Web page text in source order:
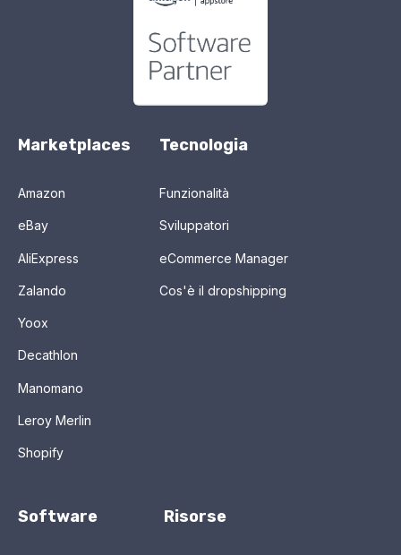
Marketplaces
Amazon
eBay
AliExpress
Zalando
Yoox
Decathlon
Manomano
Leroy Merlin
Shopify
Tecnologia
Funzionalità
Sviluppatori
eCommerce Manager
Cos'è il dropshipping
Software Risorse